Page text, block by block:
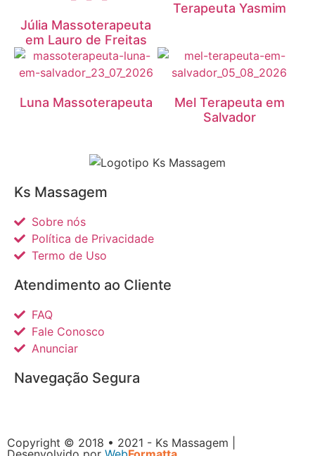
Júlia Massoterapeuta
em Lauro de Freitas
Terapeuta Yasmim
Luna Massoterapeuta
Mel Terapeuta em
Salvador
Ks Massagem
Sobre nós
Política de Privacidade
Termo de Uso
Atendimento ao Cliente
FAQ
Fale Conosco
Anunciar
Navegação Segura
Copyright © 2018 • 2021 - Ks Massagem |